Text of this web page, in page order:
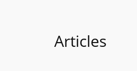
Articles